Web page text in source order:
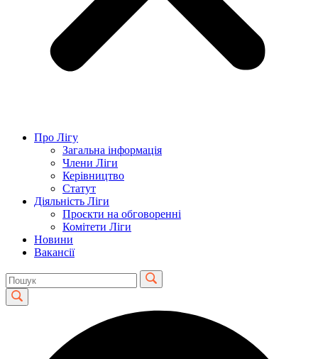
Про Лігу
Загальна інформація
Члени Ліги
Керівництво
Статут
Діяльність Ліги
Проєкти на обговоренні
Комітети Ліги
Новини
Вакансії